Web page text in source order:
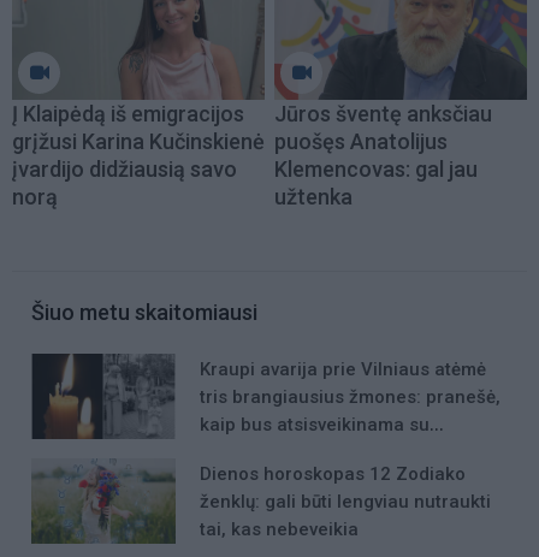
Į Klaipėdą iš emigracijos
grįžusi Karina Kučinskienė
įvardijo didžiausią savo
norą
Jūros šventę anksčiau
puošęs Anatolijus
Klemencovas: gal jau
užtenka
Šiuo metu skaitomiausi
Kraupi avarija prie Vilniaus atėmė
tris brangiausius žmones: pranešė,
kaip bus atsisveikinama su
Dienos horoskopas 12 Zodiako
ženklų: gali būti lengviau nutraukti
tai, kas nebeveikia